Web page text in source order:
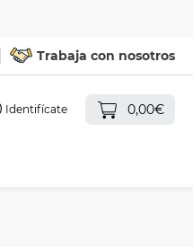
Trabaja con nosotros
Identifícate 0,00€